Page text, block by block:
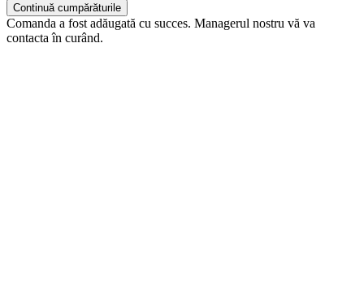
Continuă cumpărăturile
Comanda a fost adăugată cu succes. Managerul nostru vă va
contacta în curând.